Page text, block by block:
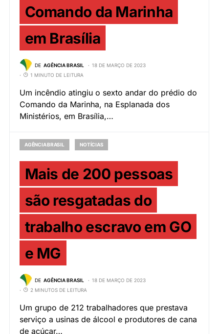
Comando da Marinha
em Brasília
DE AGÊNCIA BRASIL
18 DE MARÇO DE 2023
1 MINUTO DE LEITURA
Um incêndio atingiu o sexto andar do prédio do
Comando da Marinha, na Esplanada dos
Ministérios, em Brasília,…
AGÊNCIA BRASIL NOTÍCIAS
Mais de 200 pessoas
são resgatadas do
trabalho escravo em GO
e MG
DE AGÊNCIA BRASIL
18 DE MARÇO DE 2023
2 MINUTOS DE LEITURA
Um grupo de 212 trabalhadores que prestava
serviço a usinas de álcool e produtores de cana
de açúcar…